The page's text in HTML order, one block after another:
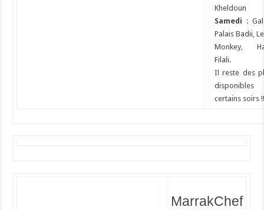
Kheldoun
Samedi :
Palais Badii,
Monkey,
Filali.
Il reste des
disponibles
certains soirs !!
MarrakChef